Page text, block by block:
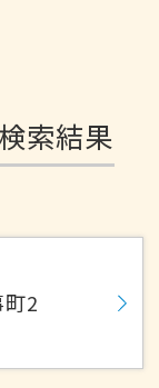
索結果
2